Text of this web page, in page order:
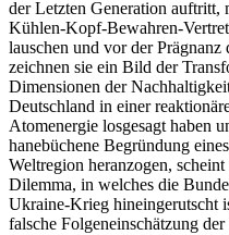
der Letzten Generation auftritt,
Kühlen-Kopf-Bewahren-
lauschen und vor der
zeichnen sie ein Bild der
Dimensionen der
Deutschland in einer
Atomenergie losgesagt haben
hanebüchene Begründung
Weltregion heranzogen,
Dilemma, in welches die
Ukraine-Krieg hineingerutscht
falsche Folgeneinschätzung